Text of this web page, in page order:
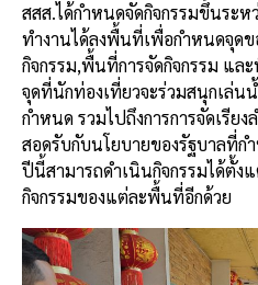
สสส.ได้กำหนดจัดกิจกรรมขึ้นระห
ทำงานได้ลงพื้นที่เพื่อกำหนดจุดข
กิจกรรม,พื้นที่การจัดกิจกรรม แ
จุดที่นักท่องเที่ยวจะร่วมสนุกเล่น
กำหนด รวมไปถึงการการจัดเรียง
สอดรับกับนโยบายของรัฐบาลที่ก
ปีนี้สามารถดำเนินกิจกรรมได้ตั้ง
กิจกรรมของแต่ละพื้นที่อีกด้วย